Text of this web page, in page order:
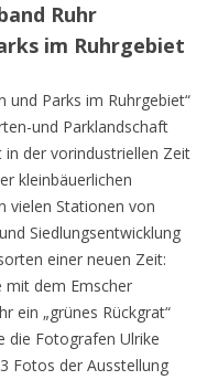
Ruhr
im Ruhrgebiet
und Parks im Ruhrgebiet“
und Parklandschaft
in der vorindustriellen Zeit
kleinbäuerlichen
vielen Stationen von
Siedlungsentwicklung
einer neuen Zeit:
mit dem Emscher
ein „grünes Rückgrat“
die Fotografen Ulrike
Fotos der Ausstellung